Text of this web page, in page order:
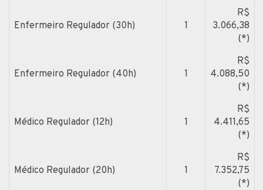
Enfermeiro Regulador (30h) 1
R$
3.066,38
(*)
Enfermeiro Regulador (40h) 1
R$
4.088,50
(*)
Médico Regulador (12h) 1
R$
4.411,65
(*)
Médico Regulador (20h) 1
R$
7.352,75
(*)